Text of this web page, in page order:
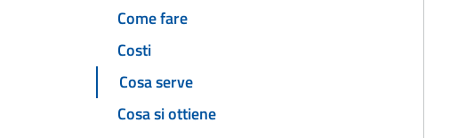
Come fare
Costi
Cosa serve
Cosa si ottiene